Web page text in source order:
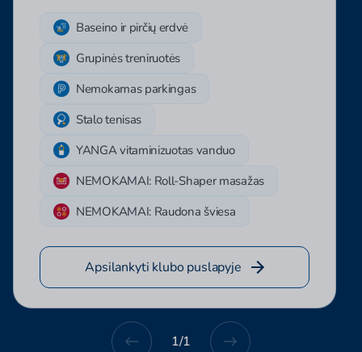
Baseino ir pirčių erdvė
Grupinės treniruotės
Nemokamas parkingas
Stalo tenisas
YANGA vitaminizuotas vanduo
NEMOKAMAI: Roll-Shaper masažas
NEMOKAMAI: Raudona šviesa
Apsilankyti klubo puslapyje
1/1